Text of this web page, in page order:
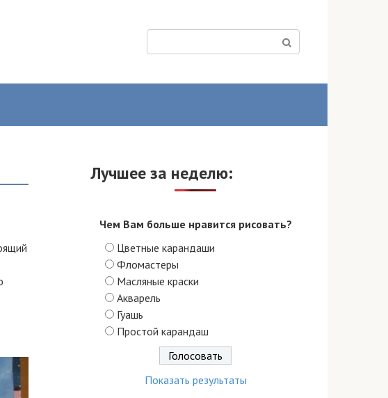
Лучшее за неделю:
Чем Вам больше нравится рисовать?
Цветные карандаши
Фломастеры
Масляные краски
Акварель
Гуашь
Простой карандаш
Показать результаты